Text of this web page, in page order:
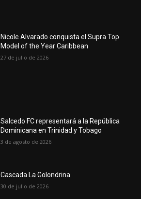
Nicole Alvarado conquista el Supra Top
Model of the Year Caribbean
27 de julio de 2026
Salcedo FC representará a la República
Dominicana en Trinidad y Tobago
3 de agosto de 2026
Cascada La Golondrina
30 de julio de 2026